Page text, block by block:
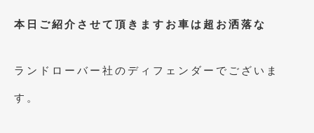
2024年6月(1)
本日ご紹介させて頂きますお車は超お洒落な
ランドローバー社のディフェンダーでございま
す。